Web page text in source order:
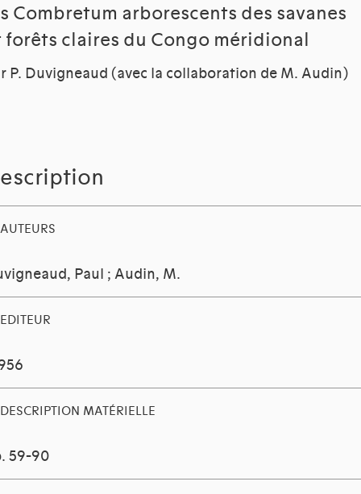
Combretum arborescents des savanes
forêts claires du Congo méridional
P. Duvigneaud (avec la collaboration de M. Audin)
AUTEURS
Paul ; Audin, M.
EDITEUR
DESCRIPTION MATÉRIELLE
59-90